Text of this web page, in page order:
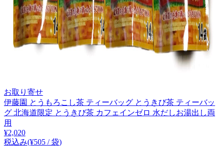
お取り寄せ
伊藤園 とうもろこし茶 ティーバッグ とうきび茶 ティーバッ
グ 北海道限定 とうきび茶 カフェインゼロ 水だしお湯出し両
用
¥2,020
税込み(¥505 / 袋)